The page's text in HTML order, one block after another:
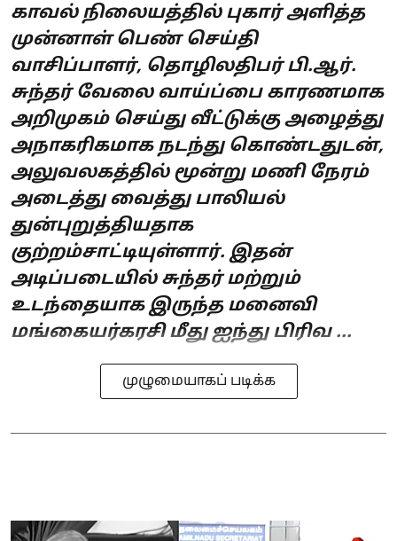
காவல் நிலையத்தில் புகார் அளித்த
முன்னாள் பெண் செய்தி
வாசிப்பாளர், தொழிலதிபர் பி.ஆர்.
சுந்தர் வேலை வாய்ப்பை காரணமாக
அறிமுகம் செய்து வீட்டுக்கு அழைத்து
அநாகரிகமாக நடந்து கொண்டதுடன்,
அலுவலகத்தில் மூன்று மணி நேரம்
அடைத்து வைத்து பாலியல்
துன்புறுத்தியதாக
குற்றம்சாட்டியுள்ளார். இதன்
அடிப்படையில் சுந்தர் மற்றும்
உடந்தையாக இருந்த மனைவி
மங்கையர்கரசி மீது ஐந்து பிரிவ ...
முழுமையாகப் படிக்க